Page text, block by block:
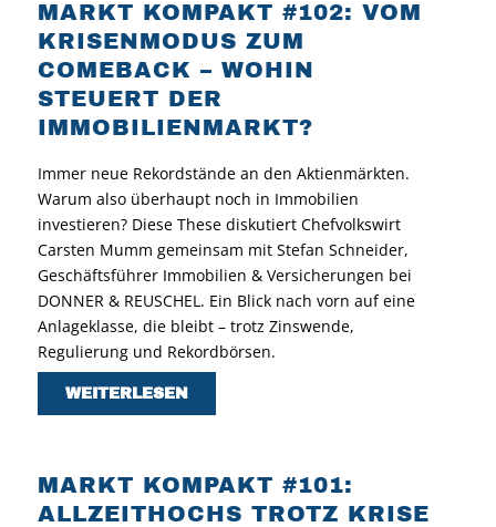
MARKT KOMPAKT #102: VOM
KRISENMODUS ZUM
COMEBACK – WOHIN
STEUERT DER
IMMOBILIENMARKT?
Immer neue Rekordstände an den Aktienmärkten.
Warum also überhaupt noch in Immobilien
investieren? Diese These diskutiert Chefvolkswirt
Carsten Mumm gemeinsam mit Stefan Schneider,
Geschäftsführer Immobilien & Versicherungen bei
DONNER & REUSCHEL. Ein Blick nach vorn auf eine
Anlageklasse, die bleibt – trotz Zinswende,
Regulierung und Rekordbörsen.
WEITERLESEN
MARKT KOMPAKT #101:
ALLZEITHOCHS TROTZ KRISE